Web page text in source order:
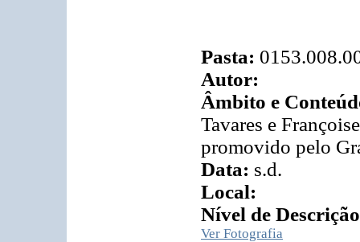
Pasta:
Autor:
Âmbito e
Tavares e
promovido pelo
Data: s.d.
Local:
Nível de
Ver Fotografia